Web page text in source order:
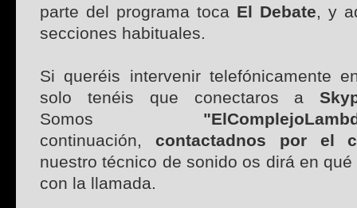
parte del programa toca El Debate, y
secciones habituales.
Si queréis intervenir telefónicamente
solo tenéis que conectaros a
Somos
continuación, contactadnos por el
nuestro técnico de sonido os dirá en
con la llamada.